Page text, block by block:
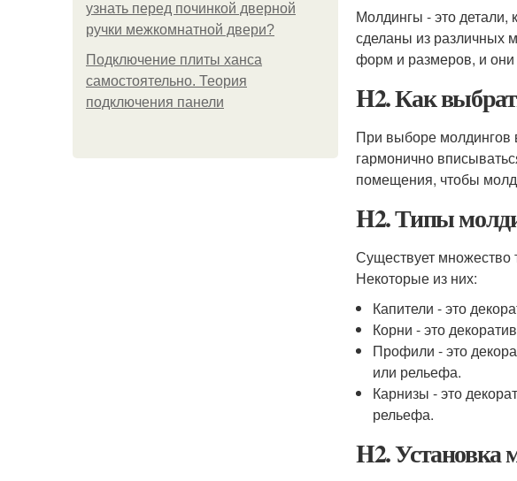
узнать перед починкой дверной
ручки межкомнатной двери?
Подключение плиты ханса
самостоятельно. Теория
подключения панели
Молдингы - это детали,
сделаны из различных
форм и размеров, и они
H2. Как
При выборе молдингов
гармонично
помещения, чтобы
H2. Типы
Существует множество
Некоторые из них:
Капители - это
Корни - это
Профили - это
или рельефа.
Карнизы - это
рельефа.
H2. Установка